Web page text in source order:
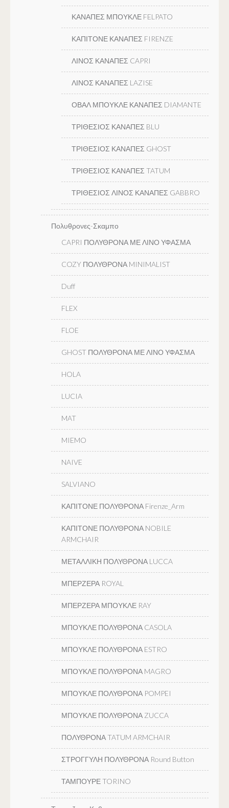
ΚΑΝΑΠΕΣ ΜΠΟΥΚΛΕ FELPATO
ΚΑΠΙΤΟΝΕ ΚΑΝΑΠΕΣ FIRENZE
ΛΙΝΟΣ ΚΑΝΑΠΕΣ CAPRI
ΛΙΝΟΣ ΚΑΝΑΠΕΣ LAZISE
ΟΒΑΛ ΜΠΟΥΚΛΕ ΚΑΝΑΠΕΣ DIAMANTE
ΤΡΙΘΕΣΙΟΣ ΚΑΝΑΠΕΣ BLU
ΤΡΙΘΕΣΙΟΣ ΚΑΝΑΠΕΣ GHOST
ΤΡΙΘΕΣΙΟΣ ΚΑΝΑΠΕΣ TATUM
ΤΡΙΘΕΣΙΟΣ ΛΙΝΟΣ ΚΑΝΑΠΕΣ GABBRO
Πολυθρονες-Σκαμπο
CAPRI ΠΟΛΥΘΡΟΝΑ ΜΕ ΛΙΝΟ ΥΦΑΣΜΑ
COZY ΠΟΛΥΘΡΟΝΑ MINIMALIST
Duff
FLEX
FLOE
GHOST ΠΟΛΥΘΡΟΝΑ ΜΕ ΛΙΝΟ ΥΦΑΣΜΑ
HOLA
LUCIA
MAT
MIEMO
NAIVE
SALVIANO
ΚΑΠΙΤΟΝΕ ΠΟΛΥΘΡΟΝΑ Firenze_Arm
ΚΑΠΙΤΟΝΕ ΠΟΛΥΘΡΟΝΑ NOBILE
ARMCHAIR
ΜΕΤΑΛΛΙΚΗ ΠΟΛΥΘΡΟΝΑ LUCCA
ΜΠΕΡΖΕΡΑ ROYAL
ΜΠΕΡΖΕΡΑ ΜΠΟΥΚΛΕ RAY
ΜΠΟΥΚΛΕ ΠΟΛΥΘΡΟΝΑ CASOLA
ΜΠΟΥΚΛΕ ΠΟΛΥΘΡΟΝΑ ESTRO
ΜΠΟΥΚΛΕ ΠΟΛΥΘΡΟΝΑ MAGRO
ΜΠΟΥΚΛΕ ΠΟΛΥΘΡΟΝΑ POMPEI
ΜΠΟΥΚΛΕ ΠΟΛΥΘΡΟΝΑ ZUCCA
ΠΟΛΥΘΡΟΝΑ TATUM ARMCHAIR
ΣΤΡΟΓΓΥΛΗ ΠΟΛΥΘΡΟΝΑ Round Button
ΤΑΜΠΟΥΡΕ TORINO